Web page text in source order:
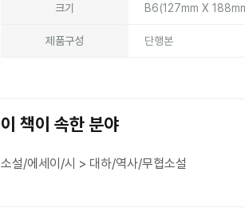
크기 B6(127mm X
제품구성 단행본
이 책이 속한 분야
소설/에세이/시 > 대하/역사/무협소설